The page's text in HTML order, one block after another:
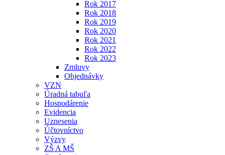
Rok 2017
Rok 2018
Rok 2019
Rok 2020
Rok 2021
Rok 2022
Rok 2023
Zmluvy
Objednávky
VZN
Úradná tabuľa
Hospodárenie
Evidencia
Uznesenia
Účtovníctvo
Výzvy
ZŠ A MŠ